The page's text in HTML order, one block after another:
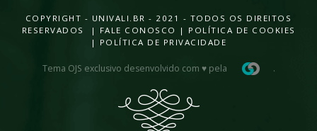
COPYRIGHT - UNIVALI.BR - 2021 - TODOS OS DIREITOS
RESERVADOS |
FALE CONOSCO | POLÍTICA DE COOKIES
| POLÍTICA DE PRIVACIDADE
Tema OJS exclusivo desenvolvido com ♥ pela .